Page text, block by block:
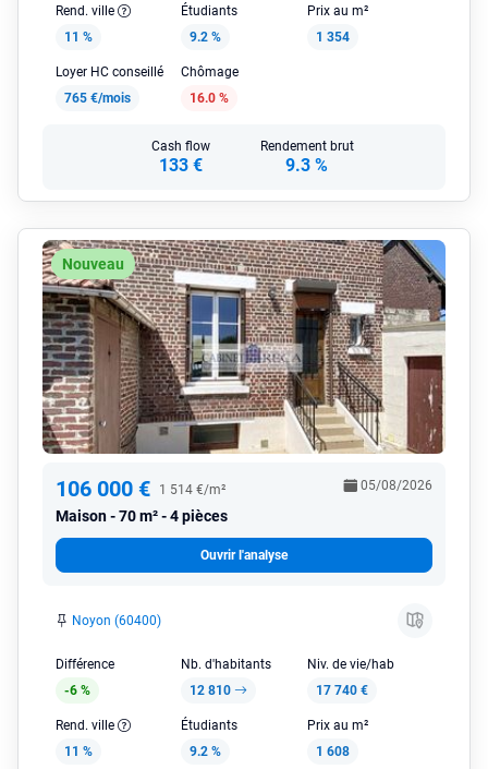
Rend. ville
11 %
Étudiants
9.2 %
Prix au m²
1 354
Loyer HC conseillé
765 €/mois
Chômage
16.0 %
Cash flow
133 €
Rendement brut
9.3 %
Nouveau
106 000 € 1 514 €/m²
Maison 70 m² - 4 pièces
05/08/2026
Ouvrir l'analyse
Noyon (60400)
Différence
-6 %
Nb. d'habitants
12 810
Niv. de vie/hab
17 740 €
Rend. ville
11 %
Étudiants
9.2 %
Prix au m²
1 608